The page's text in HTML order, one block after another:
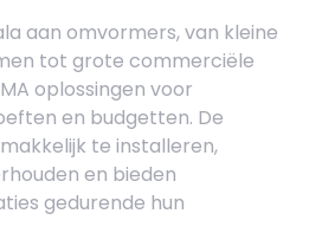
aan omvormers, van kleine
tot grote commerciële
oplossingen voor
en budgetten. De
te installeren,
en bieden
gedurende hun